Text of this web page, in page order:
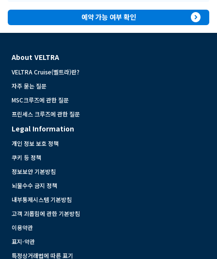
예약 가능 여부 확인 expand_circle_right
About VELTRA
VELTRA Cruise(벨트라)란?
자주 묻는 질문
MSC크루즈에 관한 질문
프린세스 크루즈에 관한 질문
Legal Information
개인 정보 보호 정책
쿠키 등 정책
정보보안 기본방침
뇌물수수 금지 정책
내부통제시스템 기본방침
고객 괴롭힘에 관한 기본방침
이용약관
표지·약관
특정상거래법에 따른 표기